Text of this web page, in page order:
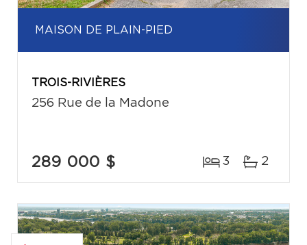
MAISON DE PLAIN-PIED
TROIS-RIVIÈRES
256 Rue de la Madone
289 000 $ 3 2